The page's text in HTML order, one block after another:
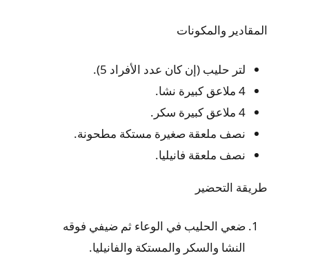
المقادير والمكونات
لتر حليب (إن كان عدد الأفراد 5).
4 ملاعق كبيرة نشا.
4 ملاعق كبيرة سكر.
نصف ملعقة صغيرة مستكة مطحونة.
نصف ملعقة فانيليا.
طريقة التحضير
ضعي الحليب في الوعاء ثم ضيفي فوقه
النشا والسكر والمستكة والفانيليا.